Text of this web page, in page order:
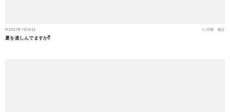
2017年7月19日 片岡 裕介
夏を楽しんでますか⁇